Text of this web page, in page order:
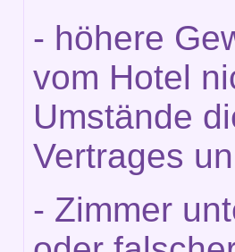
- höhere
vom Hotel
Umstände
Vertrages
- Zimmer